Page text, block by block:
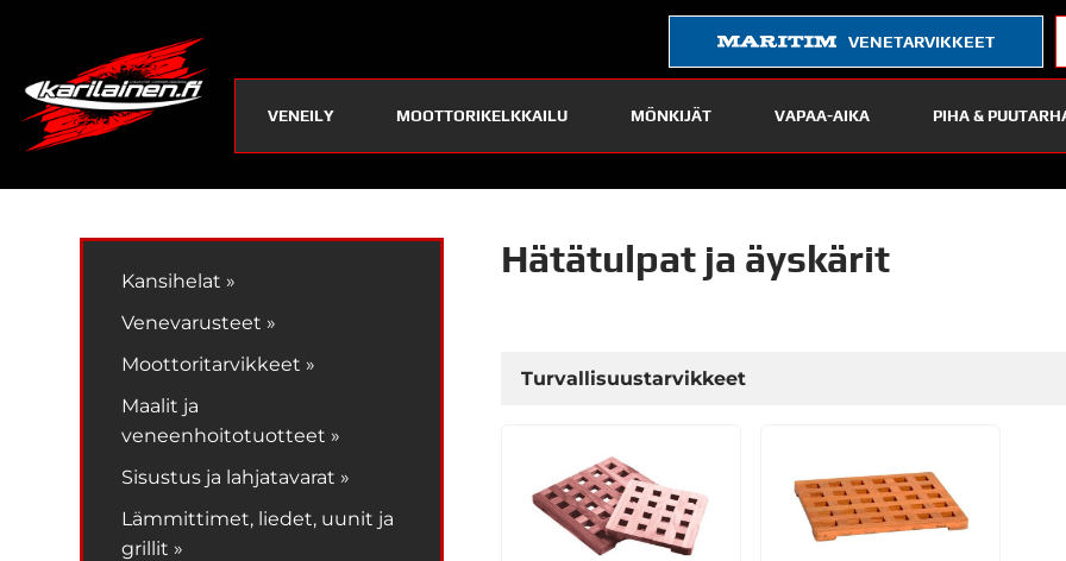
VENETARVIKKEET
VENEILY MOOTTORIKELKKAILU MÖNKIJÄT VAPAA-AIKA PIHA &
Kansihelat »
Venevarusteet »
Moottoritarvikkeet »
Maalit ja
veneenhoitotuotteet »
Sisustus ja lahjatavarat »
Lämmittimet, liedet, uunit ja
grillit »
Hätätulpat ja äyskärit
Turvallisuustarvikkeet